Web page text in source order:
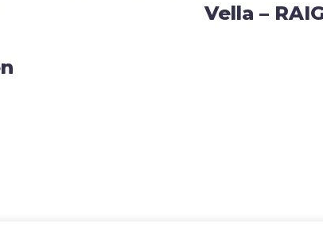
Vella –